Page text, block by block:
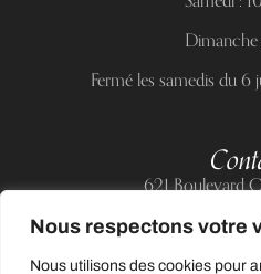
Nous respectons votre
Nous utilisons des cookies pour
Dimanche
Fermé les samedis du
621 Boulevard